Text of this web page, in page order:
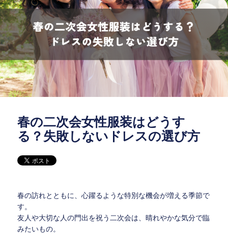
春の二次会女性服装はどうす
る？失敗しないドレスの選び方
春の訪れとともに、心躍るような特別な機会が増える季節で
す。
友人や大切な人の門出を祝う二次会は、晴れやかな気分で臨
みたいもの。